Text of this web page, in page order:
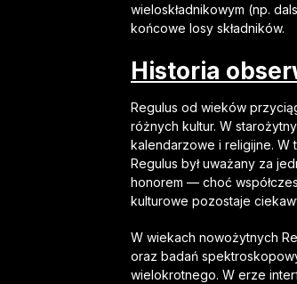
wieloskładnikowym (np.
końcowe losy składników.
Historia
Regulus od wieków
różnych kultur. W
kalendarzowe i religijne. W
Regulus był uważany za
honorem — choć
kulturowe pozostaje
W wiekach nowożytnych
oraz badań
wielokrotnego. W erze